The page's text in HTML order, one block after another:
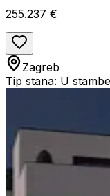
255.237 €
Zagreb
Tip stana: U